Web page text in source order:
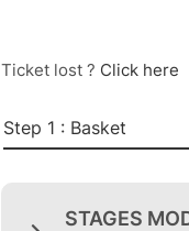
Ticket lost ? Click here
Step 1 : Basket
STAGES